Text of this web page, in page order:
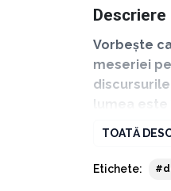
Descriere
Vorbește
meseriei
lumea este
se vor
Carmine
TOATĂ
Etichete: